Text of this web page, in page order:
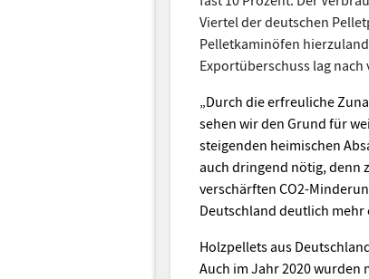
Viertel der deutschen
Pelletkaminöfen
Exportüberschuss lag
„Durch die erfreuliche
sehen wir den Grund für
steigenden heimischen
auch dringend nötig, denn
verschärften CO2-
Deutschland deutlich
Holzpellets aus
Auch im Jahr 2020 wurden